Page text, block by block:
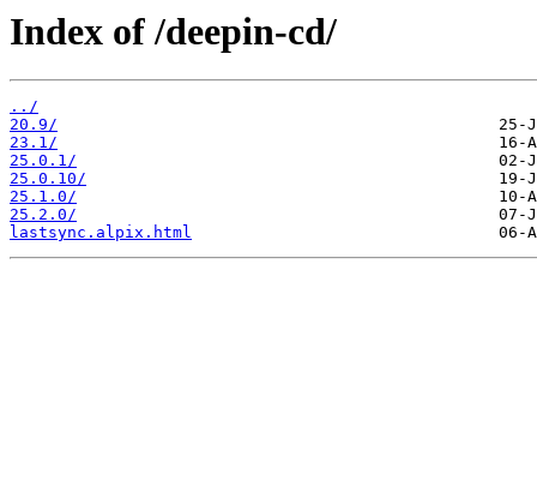
Index of /deepin-cd/
../
20.9/
23.1/
25.0.1/
25.0.10/
25.1.0/
25.2.0/
lastsync.alpix.html